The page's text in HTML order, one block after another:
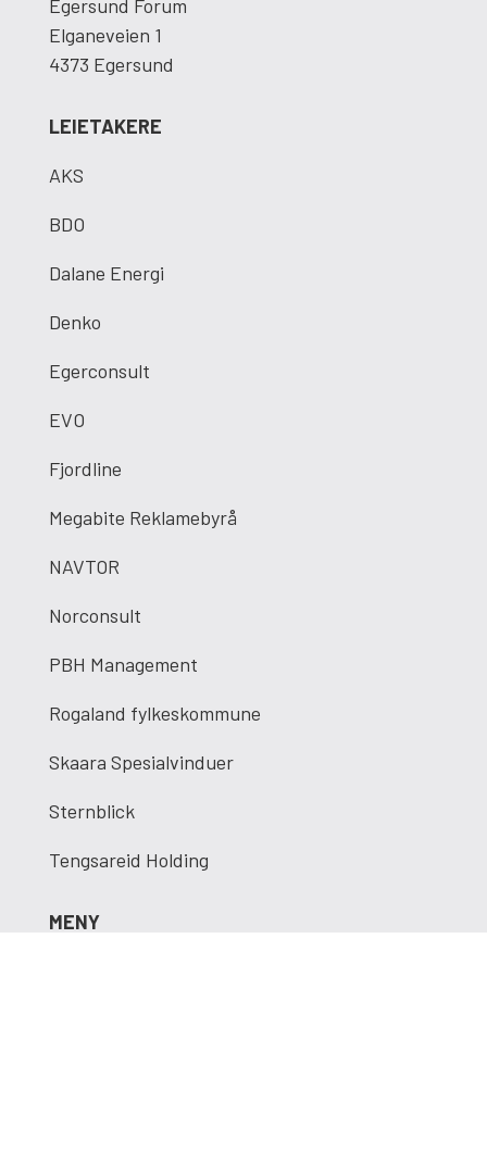
Egersund Forum
Elganeveien 1
4373 Egersund
LEIETAKERE
AKS
BDO
Dalane Energi
Denko
Egerconsult
EVO
Fjordline
Megabite Reklamebyrå
NAVTOR
Norconsult
PBH Management
Rogaland fylkeskommune
Skaara Spesialvinduer
Sternblick
Tengsareid Holding
MENY